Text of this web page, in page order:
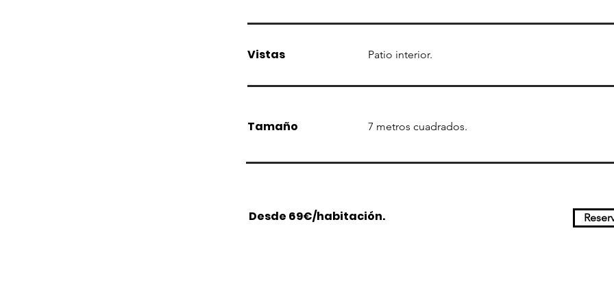
Vistas Patio interior.
Tamaño
Desde 69€/habitación.
7 metros cuadrados.